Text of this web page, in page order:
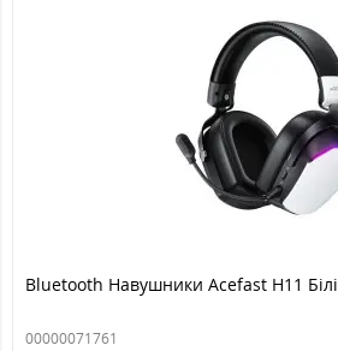
Bluetooth Навушники Acefast H11 Білі
00000071761